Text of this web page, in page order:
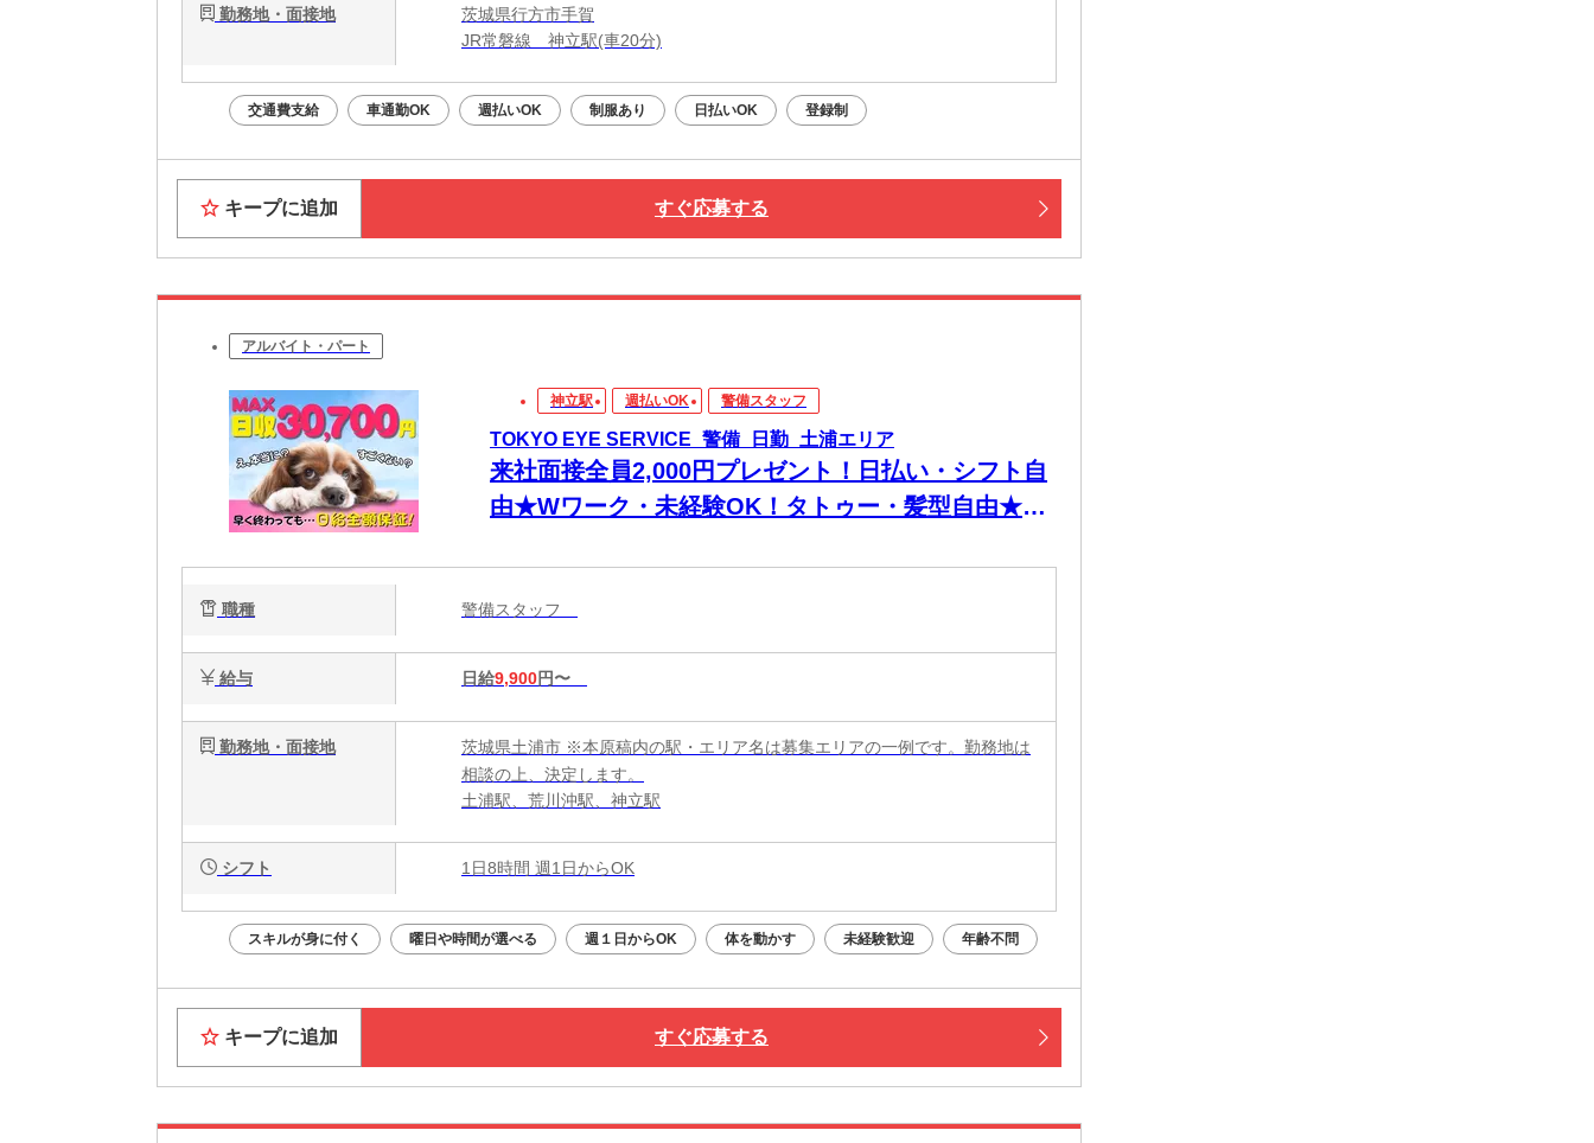
勤務地・面接地
茨城県行方市手賀
JR常磐線 神立駅(車20分)
交通費支給 車通勤OK 週払いOK 制服あり 日払いOK 登録制
キープに追加 すぐ応募する
アルバイト・パート
神立駅 週払いOK 警備スタッフ
TOKYO EYE SERVICE_警備_日勤_土浦エリア
来社面接全員2,000円プレゼント！日払い・シフト自
由★Wワーク・未経験OK！タトゥー・髪型自由★現
トも！
職種 警備スタッフ
給与 日給9,900円〜
勤務地・面接地
茨城県土浦市 ※本原稿内の駅・エリア名は募集エリアの一例です。勤務地は
相談の上、決定します。
土浦駅、荒川沖駅、神立駅
シフト 1日8時間 週1日からOK
スキルが身に付く 曜日や時間が選べる 週１日からOK 体を動かす 未経験歓迎 年齢不問
キープに追加 すぐ応募する